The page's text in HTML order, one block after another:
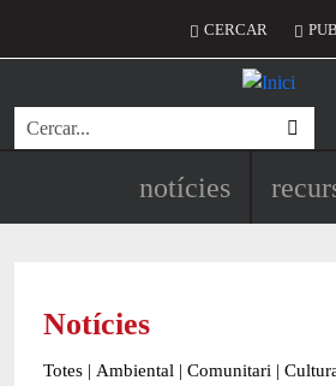
Menú del
CERCAR
Cerca
Navegació
notícies
Notícies
Totes | Ambiental | Comunitari |